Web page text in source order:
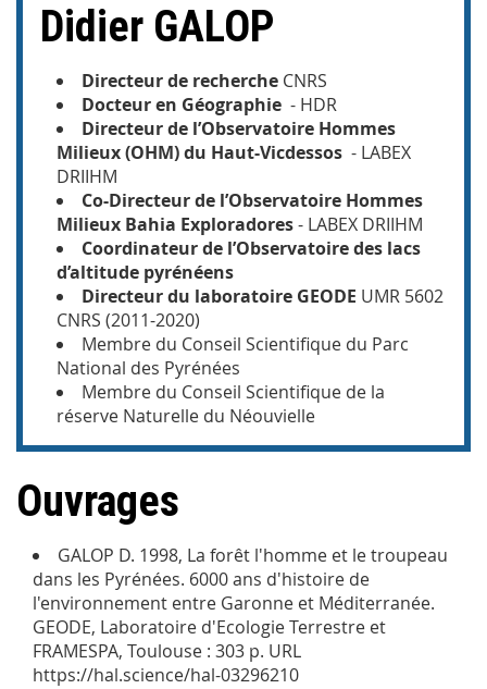
Didier GALOP
Directeur de recherche CNRS
Docteur en Géographie - HDR
Directeur de l’Observatoire Hommes
Milieux (OHM) du Haut-Vicdessos - LABEX
DRIIHM
Co-Directeur de l’Observatoire Hommes
Milieux Bahia Exploradores- LABEX DRIIHM
Coordinateur de l’Observatoire des lacs
d’altitude pyrénéens
Directeur du laboratoire GEODE UMR 5602
CNRS (2011-2020)
Membre du Conseil Scientifique du Parc
National des Pyrénées
Membre du Conseil Scientifique de la
réserve Naturelle du Néouvielle
Ouvrages
GALOP D. 1998, La forêt l'homme et le troupeau
dans les Pyrénées. 6000 ans d'histoire de
l'environnement entre Garonne et Méditerranée.
GEODE, Laboratoire d'Ecologie Terrestre et
FRAMESPA, Toulouse : 303 p. URL
https://hal.science/hal-03296210